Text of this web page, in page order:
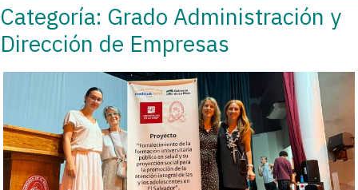
Categoría: Grado Administración y
Dirección de Empresas